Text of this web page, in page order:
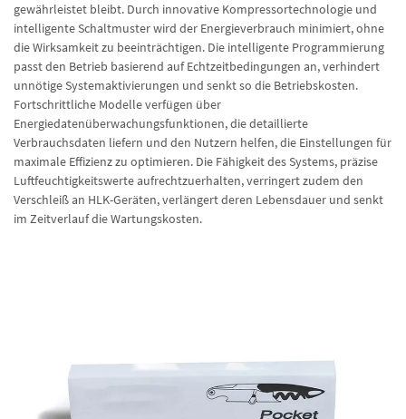
gewährleistet bleibt. Durch innovative Kompressortechnologie und
intelligente Schaltmuster wird der Energieverbrauch minimiert, ohne
die Wirksamkeit zu beeinträchtigen. Die intelligente Programmierung
passt den Betrieb basierend auf Echtzeitbedingungen an, verhindert
unnötige Systemaktivierungen und senkt so die Betriebskosten.
Fortschrittliche Modelle verfügen über
Energiedatenüberwachungsfunktionen, die detaillierte
Verbrauchsdaten liefern und den Nutzern helfen, die Einstellungen für
maximale Effizienz zu optimieren. Die Fähigkeit des Systems, präzise
Luftfeuchtigkeitswerte aufrechtzuerhalten, verringert zudem den
Verschleiß an HLK-Geräten, verlängert deren Lebensdauer und senkt
im Zeitverlauf die Wartungskosten.